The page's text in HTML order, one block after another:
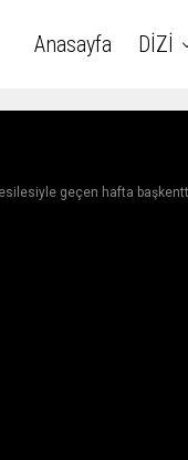
Anasayfa DİZİ
geçen hafta